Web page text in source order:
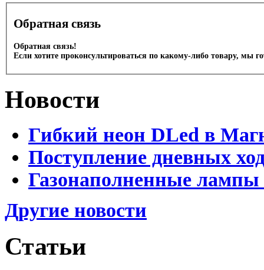
Обратная связь
Обратная связь!
Если хотите проконсультироваться по какому-либо товару, мы
Новости
Гибкий неон DLed в
Поступление дневных
Газонаполненные
Другие новости
Статьи